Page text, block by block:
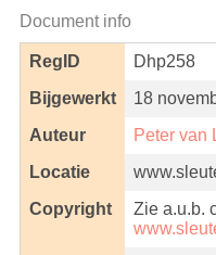
Document info
RegID
Dhp258
Bijgewerkt
18
Auteur
Peter van
Locatie
Copyright
Zie a.u.b.